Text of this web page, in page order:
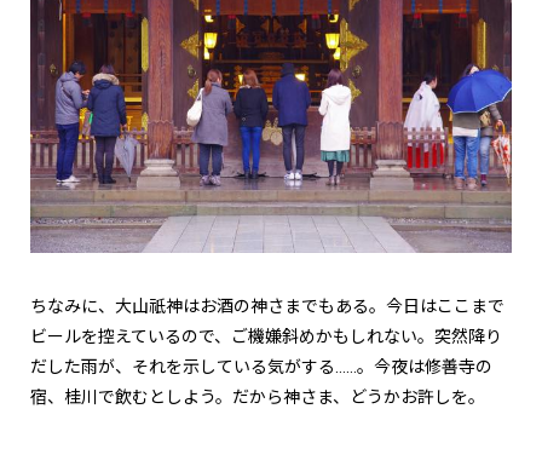
ちなみに、大山祇神はお酒の神さまでもある。今日はここまで
ビールを控えているので、ご機嫌斜めかもしれない。突然降り
だした雨が、それを示している気がする……。今夜は修善寺の
宿、桂川で飲むとしよう。だから神さま、どうかお許しを。